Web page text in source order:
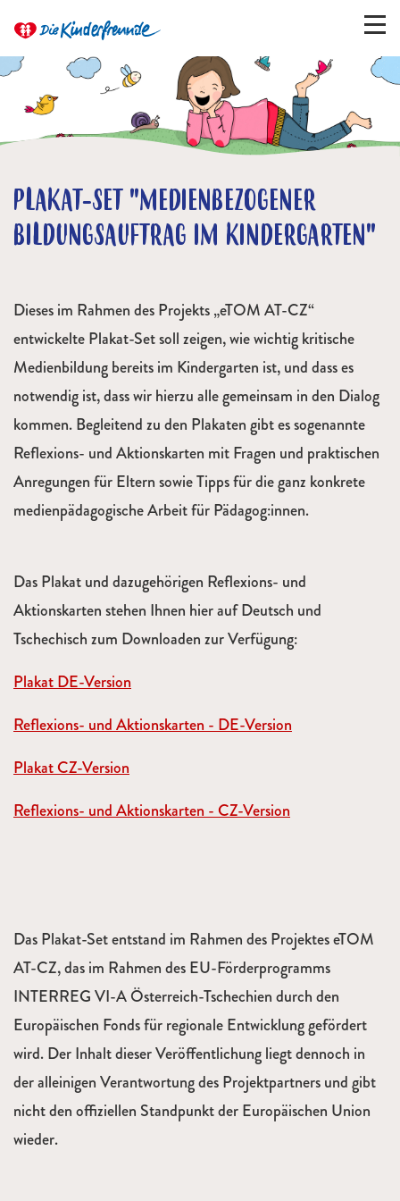
PLAKAT-SET "MEDIENBEZOGENER
BILDUNGSAUFTRAG IM KINDERGARTEN"
Dieses im Rahmen des Projekts „eTOM AT-CZ“
entwickelte Plakat-Set soll zeigen, wie wichtig kritische
Medienbildung bereits im Kindergarten ist, und dass es
notwendig ist, dass wir hierzu alle gemeinsam in den Dialog
kommen. Begleitend zu den Plakaten gibt es sogenannte
Reflexions- und Aktionskarten mit Fragen und praktischen
Anregungen für Eltern sowie Tipps für die ganz konkrete
medienpädagogische Arbeit für Pädagog:innen.
Das Plakat und dazugehörigen Reflexions- und
Aktionskarten stehen Ihnen hier auf Deutsch und
Tschechisch zum Downloaden zur Verfügung:
Plakat DE-Version
Reflexions- und Aktionskarten - DE-Version
Plakat CZ-Version
Reflexions- und Aktionskarten - CZ-Version
Das Plakat-Set entstand im Rahmen des Projektes eTOM
AT-CZ, das im Rahmen des EU-Förderprogramms
INTERREG VI-A Österreich-Tschechien durch den
Europäischen Fonds für regionale Entwicklung gefördert
wird. Der Inhalt dieser Veröffentlichung liegt dennoch in
der alleinigen Verantwortung des Projektpartners und gibt
nicht den offiziellen Standpunkt der Europäischen Union
wieder.